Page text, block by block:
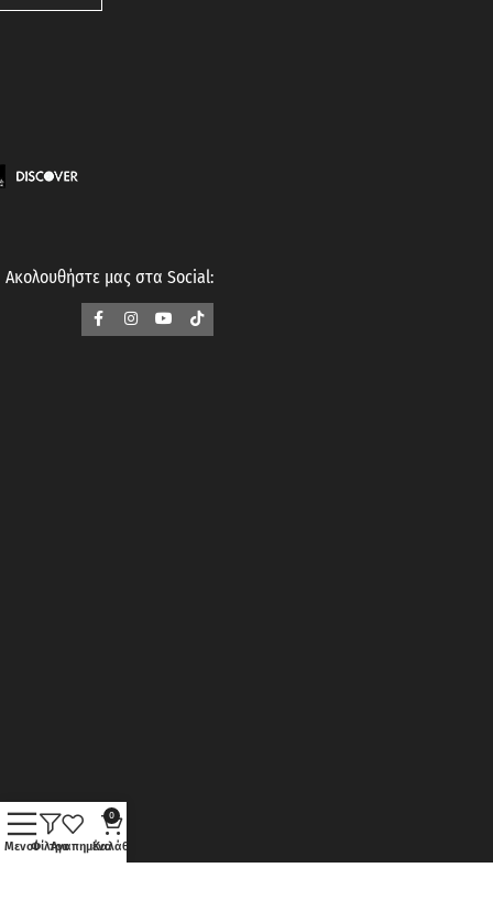
Ακολουθήστε μας στα Social:
ΜενούΦίλτραΑγαπημένα
0
Καλάθι